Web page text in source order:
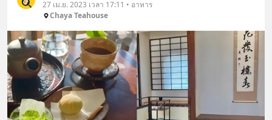
27 เม.ย. 2023 เวลา 17:11 • อาหาร
Chaya Teahouse